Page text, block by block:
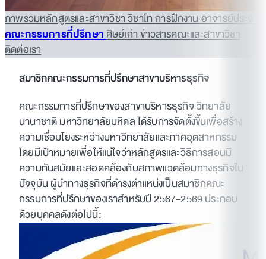
ภาพรวมหลักสูตรและสาขาวิชาวิชาโทการฝึกงานอาจารย์ประจำ
คณะกรรมการที่ปรึกษาศิษย์เก่าข่าวสารคณะและสาขาวิชา
ติดต่อเรา
สมาชิกคณะกรรมการที่ปรึกษาสาขาบริหารธุรกิจ
คณะกรรมการที่ปรึกษาของสาขาบริหารธุรกิจ วิทยาลัย
นานาชาติ มหาวิทยาลัยมหิดล ได้รับการจัดตั้งขึ้นเพื่อสร้าง
ความเชื่อมโยงระหว่างมหาวิทยาลัยและภาคอุตสาหกรรม
โดยมีเป้าหมายเพื่อให้แน่ใจว่าหลักสูตรและวิธีการสอนมี
ความทันสมัยและสอดคล้องกับสภาพแวดล้อมทางธุรกิจใน
ปัจจุบัน ผู้นำทางธุรกิจที่ดำรงตำแหน่งเป็นสมาชิกคณะ
กรรมการที่ปรึกษาของเราสำหรับปี 2567–2569 ประกอบ
ด้วยบุคคลดังต่อไปนี้: